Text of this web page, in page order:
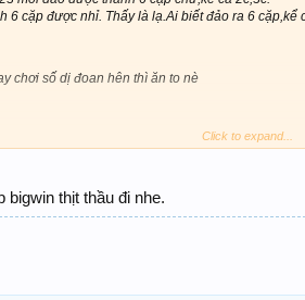
6 cặp được nhỉ. Thấy là lạ.Ai biết đảo ra 6
chơi số dị đoan hên thì ăn to nè
Click to expand...
thịt thầu đi nhe.